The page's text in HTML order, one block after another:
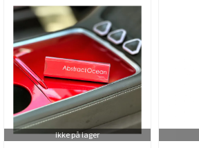
Ikke på lager